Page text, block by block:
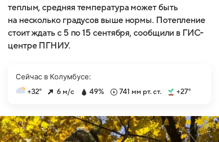
теплым, средняя температура может быть
на несколько градусов выше нормы. Потепление
стоит ждать с 5 по 15 сентября, сообщили в ГИС-
центре ПГНИУ.
Сейчас в Колумбусе:
+32° 6 м/с 49% 741 мм рт. ст. +27°